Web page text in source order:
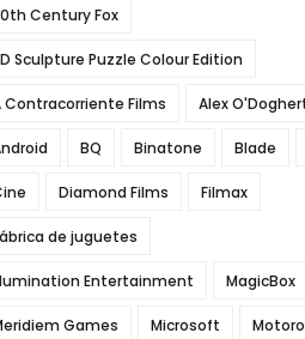
Century Fox
Sculpture Puzzle Colour Edition
Contracorriente Films Alex
BQ Binatone Blade
Diamond Films Filmax
de juguetes
Entertainment MagicBox
Games Microsoft